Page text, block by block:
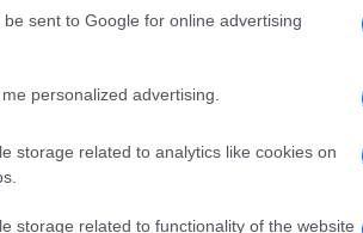
sent to Google for online advertising
personalized advertising.
storage related to analytics like cookies on
storage related to functionality of the website